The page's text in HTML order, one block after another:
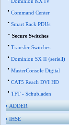
• Command Center
• Smart Rack PDUs
» Secure Switches
• Transfer Switches
• Dominion SX II (seriell)
• MasterConsole Digital
• CAT5 Reach DVI HD
• TFT - Schubladen
•ADDER
•IHSE